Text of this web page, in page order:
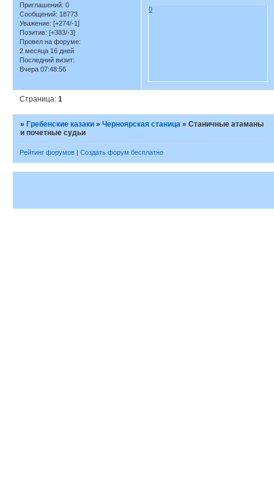
Приглашений: 0
Сообщений: 18773
Уважение: [+274/-1]
Позитив: [+383/-3]
Провел на форуме:
2 месяца 16 дней
Последний визит:
Вчера 07:48:56
0
Страница:1
» Гребенские казаки »Черноярская станица »Станичные атаманы
и почетные судьи
Рейтинг форумов | Создать форум бесплатно